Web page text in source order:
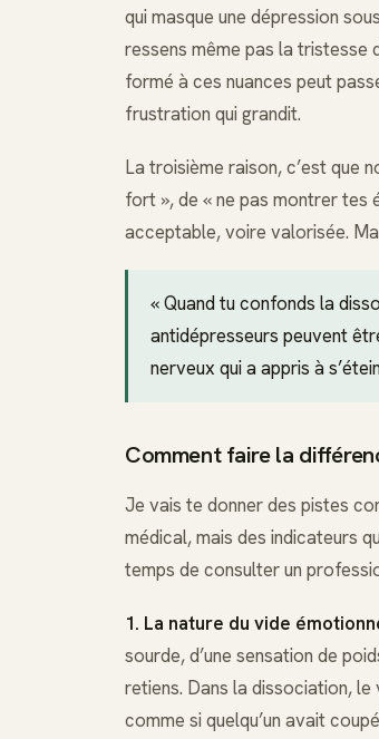
qui masque une dépression
ressens même pas la tristesse
formé à ces nuances peut
frustration qui grandit.
La troisième raison, c’est que
fort », de « ne pas montrer tes
acceptable, voire valorisée.
« Quand tu confonds la
antidépresseurs peuvent
nerveux qui a appris à
Comment faire la
Je vais te donner des pistes
médical, mais des indicateurs
temps de consulter un
1. La nature du vide
sourde, d’une sensation de
retiens. Dans la dissociation, le
comme si quelqu’un avait